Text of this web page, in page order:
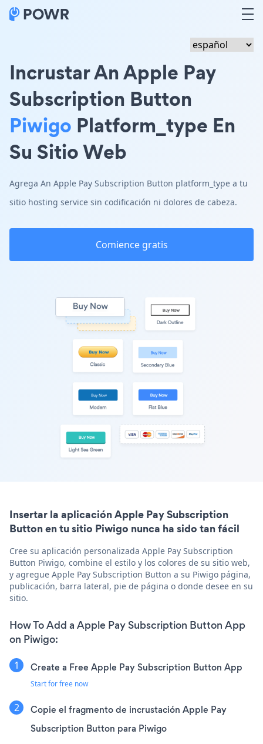
Incrustar An Apple Pay
Subscription Button
Piwigo Platform_type En
Su Sitio Web
Agrega An Apple Pay Subscription Button platform_type a tu
sitio hosting service sin codificación ni dolores de cabeza.
Comience gratis
Insertar la aplicación Apple Pay Subscription
Button en tu sitio Piwigo nunca ha sido tan fácil
Cree su aplicación personalizada Apple Pay Subscription
Button Piwigo, combine el estilo y los colores de su sitio web,
y agregue Apple Pay Subscription Button a su Piwigo página,
publicación, barra lateral, pie de página o donde desee en su
sitio.
How To Add a Apple Pay Subscription Button App
on Piwigo:
Create a Free Apple Pay Subscription Button App
Start for free now
Copie el fragmento de incrustación Apple Pay
Subscription Button para Piwigo